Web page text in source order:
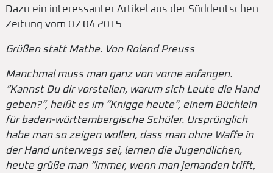
Dazu ein interessanter Artikel aus der Süddeutschen
Zeitung vom 07.04.2015:
Grüßen statt Mathe. Von Roland Preuss
Manchmal muss man ganz von vorne anfangen.
“Kannst Du dir vorstellen, warum sich Leute die Hand
geben?”, heißt es im “Knigge heute”, einem Büchlein
für baden-württembergische Schüler. Ursprünglich
habe man so zeigen wollen, dass man ohne Waffe in
der Hand unterwegs sei, lernen die Jugendlichen,
heute grüße man “immer, wenn man jemanden trifft,